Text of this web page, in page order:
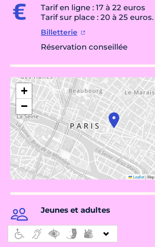
Tarif en ligne : 17 à 22 euros
Tarif sur place : 20 à 25 euros.
Billetterie
Réservation conseillée
+
−
Leaflet|
Jeunes et adultes